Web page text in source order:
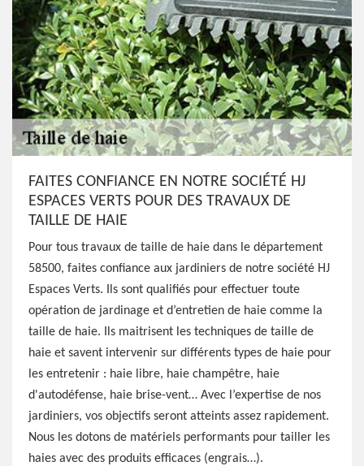
FAITES CONFIANCE EN NOTRE SOCIÉTÉ HJ
ESPACES VERTS POUR DES TRAVAUX DE
TAILLE DE HAIE
Pour tous travaux de taille de haie dans le département
58500, faites confiance aux jardiniers de notre société HJ
Espaces Verts. Ils sont qualifiés pour effectuer toute
opération de jardinage et d’entretien de haie comme la
taille de haie. Ils maitrisent les techniques de taille de
haie et savent intervenir sur différents types de haie pour
les entretenir : haie libre, haie champêtre, haie
d'autodéfense, haie brise-vent… Avec l’expertise de nos
jardiniers, vos objectifs seront atteints assez rapidement.
Nous les dotons de matériels performants pour tailler les
haies avec des produits efficaces (engrais…).